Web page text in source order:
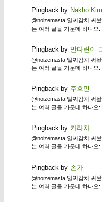
Pingback by Nakho Kim
@noizemasta 일찌감치 써
는 여러 글들 가운데 하나요:
Pingback by 만다린이
@noizemasta 일찌감치 써
는 여러 글들 가운데 하나요:
Pingback by 주호민
@noizemasta 일찌감치 써
는 여러 글들 가운데 하나요:
Pingback by 카라차
@noizemasta 일찌감치 써
는 여러 글들 가운데 하나요:
Pingback by 손가
@noizemasta 일찌감치 써
는 여러 글들 가운데 하나요: